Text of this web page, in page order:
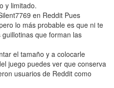
y limitado.
en Reddit Pues
lo más probable es que ni te
que forman las
el tamaño y a colocarle
juego puedes ver que conserva
usuarios de Reddit como